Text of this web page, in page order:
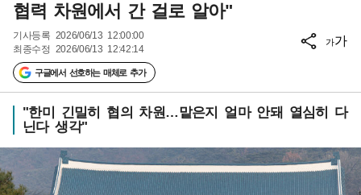
협력 차원에서 간 걸로 알아"
기사등록 2026/06/13 12:00:00
최종수정 2026/06/13 12:42:14
구글에서 선호하는 매체로 추가
가가
"한미 긴밀히 협의 차원…맡은지 얼마 안돼 열심히 다
닌다 생각"